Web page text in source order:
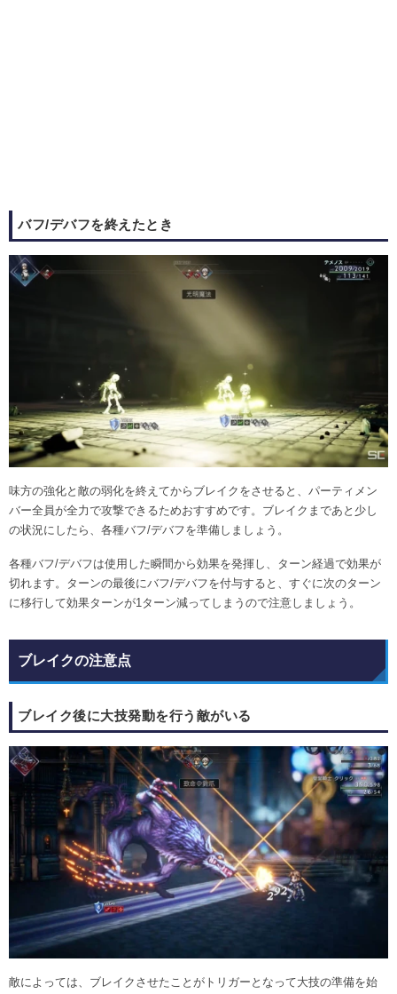
バフ/デバフを終えたとき
味方の強化と敵の弱化を終えてからブレイクをさせると、パーティメン
バー全員が全力で攻撃できるためおすすめです。ブレイクまであと少し
の状況にしたら、各種バフ/デバフを準備しましょう。
各種バフ/デバフは使用した瞬間から効果を発揮し、ターン経過で効果が
切れます。ターンの最後にバフ/デバフを付与すると、すぐに次のターン
に移行して効果ターンが1ターン減ってしまうので注意しましょう。
ブレイクの注意点
ブレイク後に大技発動を行う敵がいる
敵によっては、ブレイクさせたことがトリガーとなって大技の準備を始